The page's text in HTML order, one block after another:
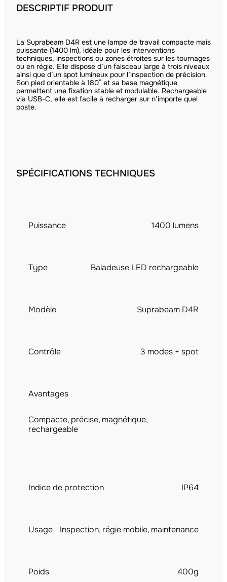
DESCRIPTIF PRODUIT
La Suprabeam D4R est une lampe de travail compacte mais
puissante (1400 lm), idéale pour les interventions
techniques, inspections ou zones étroites sur les tournages
ou en régie. Elle dispose d’un faisceau large à trois niveaux
ainsi que d’un spot lumineux pour l’inspection de précision.
Son pied orientable à 180° et sa base magnétique
permettent une fixation stable et modulable. Rechargeable
via USB-C, elle est facile à recharger sur n’importe quel
poste.
SPÉCIFICATIONS TECHNIQUES
Puissance 1400 lumens
Type Baladeuse LED rechargeable
Modèle Suprabeam D4R
Contrôle 3 modes + spot
Avantages
Compacte, précise, magnétique,
rechargeable
Indice de protection IP64
Usage Inspection, régie mobile, maintenance
Poids 400g